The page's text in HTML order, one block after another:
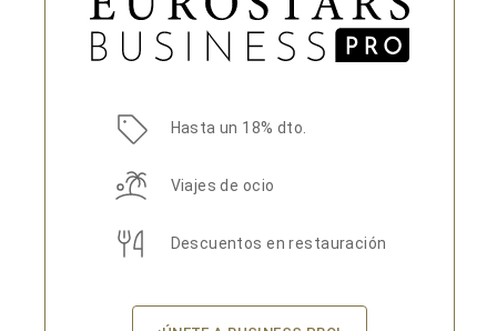
Hasta un 18% dto.
Viajes de ocio
Descuentos en restauración